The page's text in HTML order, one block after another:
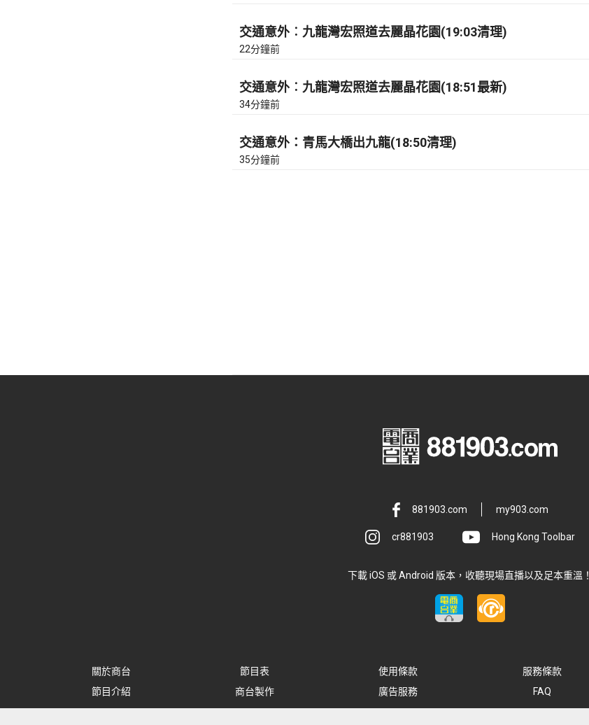
交通意外︰九龍灣宏照道去麗晶花園(19:03清理)
22分鐘前
交通意外︰九龍灣宏照道去麗晶花園(18:51最新)
34分鐘前
交通意外：青馬大橋出九龍(18:50清理)
35分鐘前
881903.com my903.com
cr881903 Hong Kong Toolbar
下載 iOS 或 Android 版本，收聽現場直播以及足本重溫！
關於商台 節目表 使用條款 服務條款
節目介紹
商台製作 廣告服務 FAQ